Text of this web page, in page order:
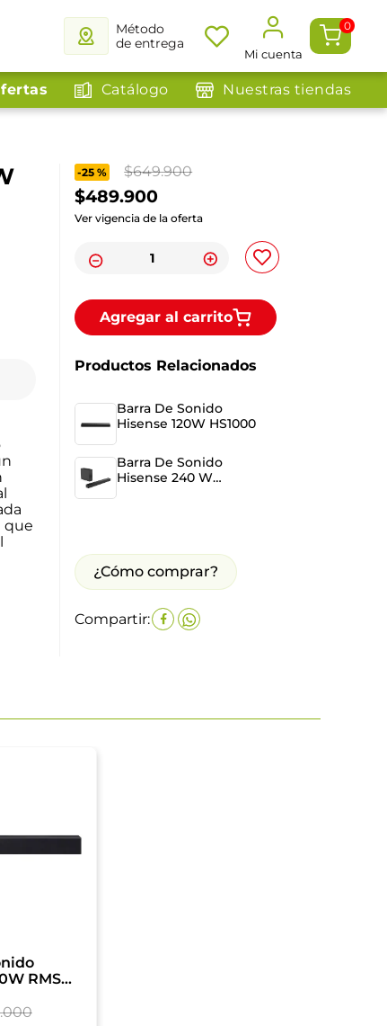
Método
de entrega
Mi cuenta
0
Catálogo Nuestras tiendas
que
-25 % $649.900
$489.900
Ver vigencia de la oferta
Agregar al carrito
Productos Relacionados
Barra De Sonido
Hisense 120W HS1000
Barra De Sonido
Hisense 240 W
¿Cómo comprar?
Compartir:
RMS
.000